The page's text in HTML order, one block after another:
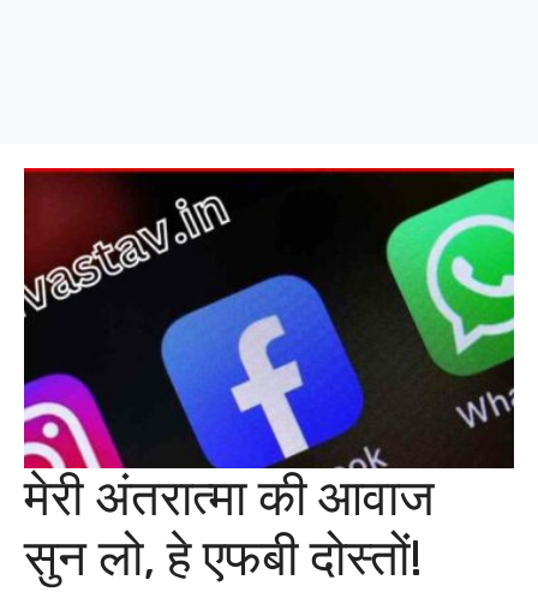
मेरी अंतरात्मा की आवाज
सुन लो, हे एफबी दोस्तों!